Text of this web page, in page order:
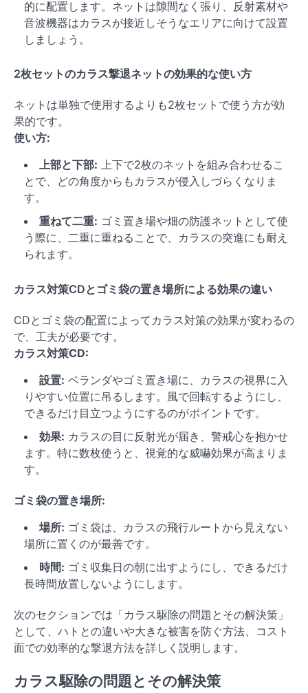
的に配置します。ネットは隙間なく張り、反射素材や
音波機器はカラスが接近しそうなエリアに向けて設置
しましょう。
2枚セットのカラス撃退ネットの効果的な使い方
ネットは単独で使用するよりも2枚セットで使う方が効
果的です。
使い方:
上部と下部: 上下で2枚のネットを組み合わせるこ
とで、どの角度からもカラスが侵入しづらくなりま
す。
重ねて二重: ゴミ置き場や畑の防護ネットとして使
う際に、二重に重ねることで、カラスの突進にも耐え
られます。
カラス対策CDとゴミ袋の置き場所による効果の違い
CDとゴミ袋の配置によってカラス対策の効果が変わるの
で、工夫が必要です。
カラス対策CD:
設置: ベランダやゴミ置き場に、カラスの視界に入
りやすい位置に吊るします。風で回転するようにし、
できるだけ目立つようにするのがポイントです。
効果: カラスの目に反射光が届き、警戒心を抱かせ
ます。特に数枚使うと、視覚的な威嚇効果が高まりま
す。
ゴミ袋の置き場所:
場所: ゴミ袋は、カラスの飛行ルートから見えない
場所に置くのが最善です。
時間: ゴミ収集日の朝に出すようにし、できるだけ
長時間放置しないようにします。
次のセクションでは「カラス駆除の問題とその解決策」
として、ハトとの違いや大きな被害を防ぐ方法、コスト
面での効率的な撃退方法を詳しく説明します。
カラス駆除の問題とその解決策